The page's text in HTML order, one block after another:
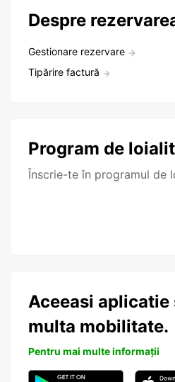
Despre
Gestionare rezervare
Tipărire factură
Program de
Înscrie-te în programul de
Aceeasi aplicatie
multa mobilitate.
Pentru mai multe informații